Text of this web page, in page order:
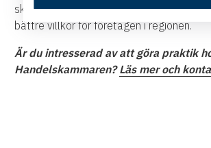
skarpt läge och bidra till
bättre villkor för företagen i regionen.
Är du intresserad av att göra praktik
Handelskammaren?Läs mer och